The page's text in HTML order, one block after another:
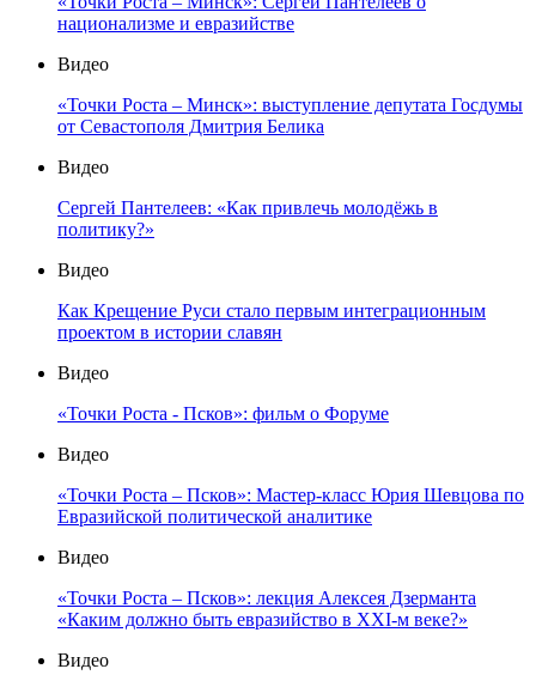
национализме и евразийстве
Видео
«Точки Роста – Минск»: выступление депутата Госдумы
от Севастополя Дмитрия Белика
Видео
Сергей Пантелеев: «Как привлечь молодёжь в
политику?»
Видео
Как Крещение Руси стало первым интеграционным
проектом в истории славян
Видео
«Точки Роста - Псков»: фильм о Форуме
Видео
«Точки Роста – Псков»: Мастер-класс Юрия Шевцова по
Евразийской политической аналитике
Видео
«Точки Роста – Псков»: лекция Алексея Дзерманта
«Каким должно быть евразийство в XXI-м веке?»
Видео